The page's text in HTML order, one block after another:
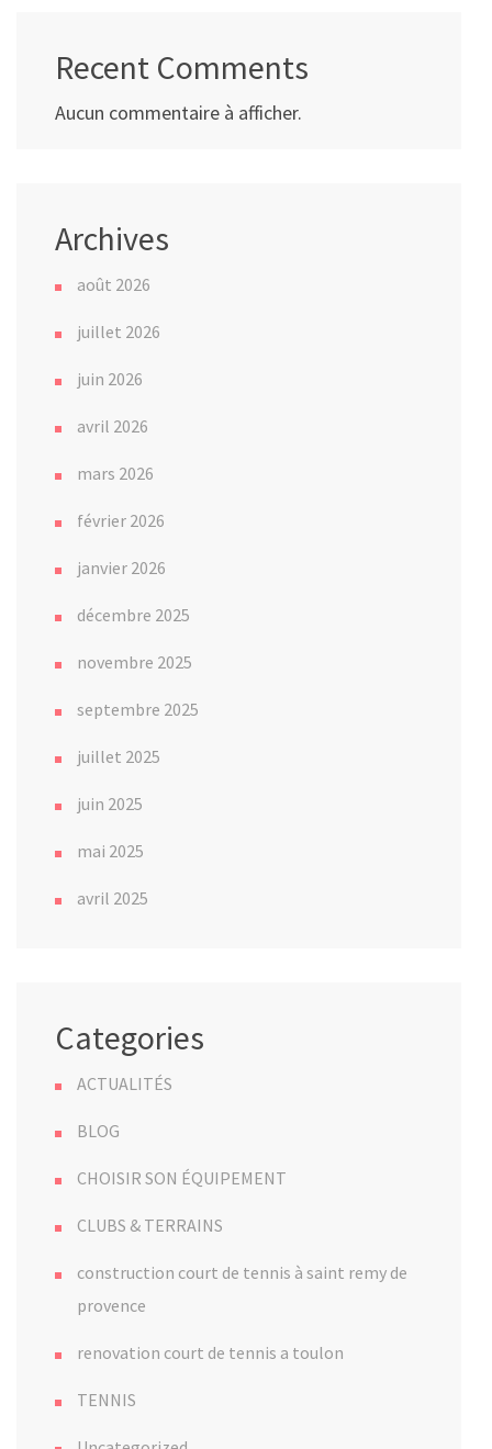
Recent Comments
Aucun commentaire à afficher.
Archives
août 2026
juillet 2026
juin 2026
avril 2026
mars 2026
février 2026
janvier 2026
décembre 2025
novembre 2025
septembre 2025
juillet 2025
juin 2025
mai 2025
avril 2025
Categories
ACTUALITÉS
BLOG
CHOISIR SON ÉQUIPEMENT
CLUBS & TERRAINS
construction court de tennis à saint remy de
provence
renovation court de tennis a toulon
TENNIS